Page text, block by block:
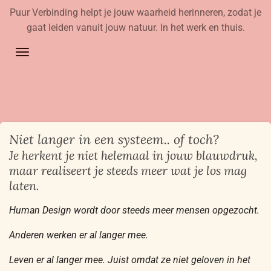
Ga
direct
de
Puur Verbinding helpt je jouw waarheid herinneren, zodat je
gaat leiden vanuit jouw natuur. In het werk en thuis.
Niet langer in een systeem.. of toch?
Je herkent je niet helemaal in jouw blauwdruk,
maar realiseert je steeds meer wat je los mag
laten.
Human Design wordt door steeds meer mensen opgezocht.
Anderen werken er al langer mee.
Leven er al langer mee. Juist omdat ze niet geloven in het